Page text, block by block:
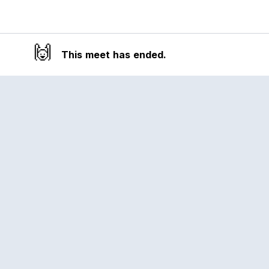
🙌 This meet has ended.